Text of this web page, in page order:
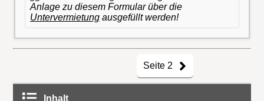
Anlage zu diesem Formular über die
Untervermietung ausgefüllt werden!
Seite 2
Inhalt